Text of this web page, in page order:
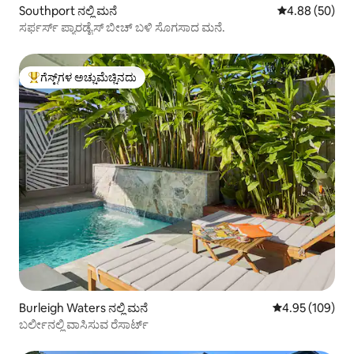
Southport ನಲ್ಲಿ ಮನೆ 5 ರಲ್ಲಿ 4.88
4.88 (50)
ಸರ್ಫರ್ಸ್ ಪ್ಯಾರಡೈಸ್ ಬೀಚ್ ಬಳಿ ಸೊಗಸಾದ ಮನೆ.
ಗೆಸ್ಟ್‌ಗಳಿಗೆ ಅತಿ ಹೆಚ್ಚು ಅಚ್ಚುಮೆಚ್ಚಿನದು
ಗೆಸ್ಟ್‌ಗಳ ಅಚ್ಚುಮೆಚ್ಚಿನದು
Burleigh Waters ನಲ್ಲಿ ಮನೆ 5 ರಲ್ಲಿ 4.95
4.95 (109)
ಬರ್ಲೀನಲ್ಲಿ ವಾಸಿಸುವ ರೆಸಾರ್ಟ್